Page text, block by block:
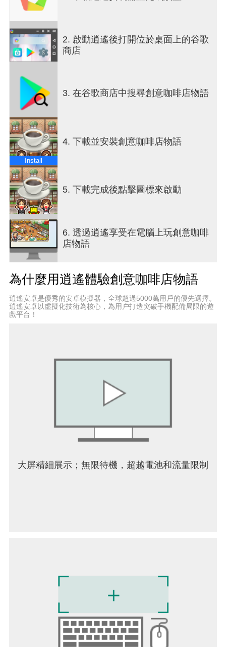
以咖啡或紅茶為基底，加入其他材料調配以增加飲
品菜單吧。
每個客人的心情都有所不同，只要提供符合他們需
求的飲品，或許他們就會再次來光顧喔。
將這些飲品也加入到招牌菜單中吧！
還可以推出經濟實惠的套餐。
將美味的料理和飲品搭配在一起……兩者間的主題
和適性也很重要喔。
在品評會上以獲得金獎為目標，用出類拔萃的料理
來製作套餐吧。
有傳言說到新的城鎮裡有很棒的土地在出售。
將店家搬遷過去，以結識更多客人！！
來吧，打造出一間讓客人能夠放鬆心情的五星級咖
啡店吧！！
輕觸、拖曳、放大與縮小等操作方式皆可對應。
更多遊戲請搜尋「Kairosoft」。https://kairopark.jp
這裡有許多您可能玩過的免費遊戲，也有大量買斷
制應用程式！
請跟隨我們的Twitter，以獲得最新資訊。
https://twitter.com/kairokun2010
2. 啟動逍遙後打開位於桌面上的谷歌
商店
3. 在谷歌商店中搜尋創意咖啡店物語
Install
4. 下載並安裝創意咖啡店物語
5. 下載完成後點擊圖標來啟動
6. 透過逍遙享受在電腦上玩創意咖啡
店物語
為什麼用逍遙體驗創意咖啡店物語
逍遙安卓是優秀的安卓模擬器，全球超過5000萬用戶的優先選擇。
逍遙安卓以虛擬化技術為核心，為用户打造突破手機配備局限的遊
戲平台！
大屏精細展示；無限待機，超越電池和流量限制